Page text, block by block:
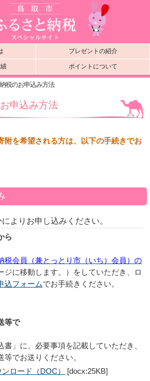
プレゼントの紹介
ポイントについて
税のお申込み方法
申込み方法
附を希望される方は、以下の手続きでお
よりお申し込みください。
ら
税会員（兼とっとり市（いち）会員）の
ジに移動します。）をしていただき、ロ
込フォームでお手続きください。
等で
書」に、必要事項を記載していただき、
等でお送りください。
ロード（DOC） [docx:25KB]